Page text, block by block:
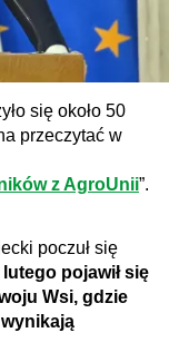
się około 50
przeczytać w
z AgroUnii”.
poczuł się
pojawił się
Wsi, gdzie